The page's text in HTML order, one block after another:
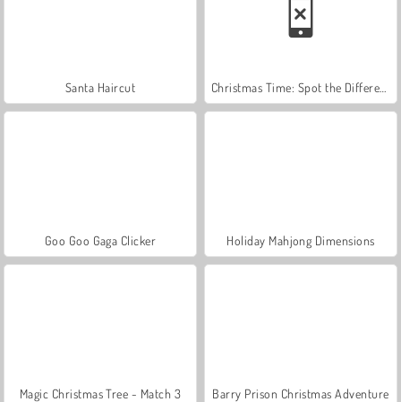
Santa Haircut
Goo Goo Gaga Clicker Holiday Mahjong Dimensions
Magic Christmas Tree - Match 3 Barry Prison Christmas Adventure